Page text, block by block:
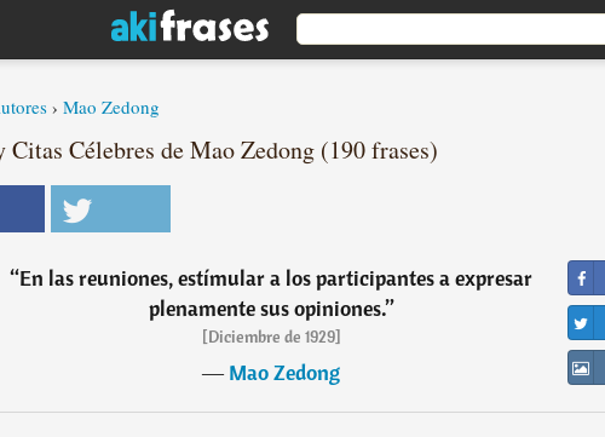
› Mao Zedong
Citas Célebres de Mao Zedong (190 frases)
“En las reuniones, estímular a los participantes a expresar
plenamente sus opiniones.”
[Diciembre de 1929]
―Mao Zedong